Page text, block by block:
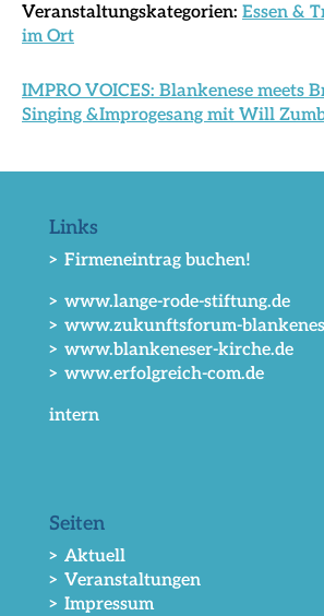
Veranstaltungskategorien: Essen &
im Ort
IMPRO VOICES: Blankenese meets
Singing &Improgesang mit Will
Links
> Firmeneintrag buchen!
> www.lange-rode-stiftung.de
> www.zukunftsforum-
> www.blankeneser-kirche.de
> www.erfolgreich-com.de
intern
Seiten
> Aktuell
> Veranstaltungen
> Impressum